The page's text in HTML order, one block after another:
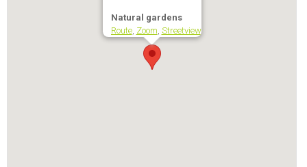
Natural gardens
Route, Zoom, Streetview